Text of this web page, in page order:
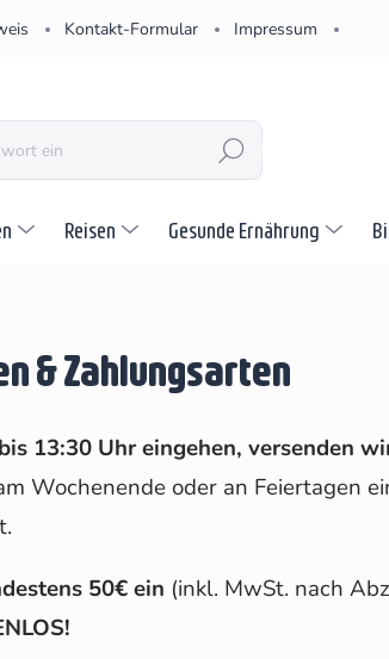
Kontakt-Formular Impressum
SUCHEN
Reisen Gesunde Ernährung
& Zahlungsarten
13:30 Uhr eingehen, versenden
Wochenende oder an Feiertagen
50€ ein (inkl. MwSt. nach